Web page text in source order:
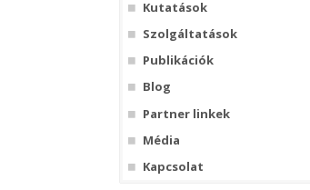
Kutatások
Szolgáltatások
Publikációk
Blog
Partner linkek
Média
Kapcsolat